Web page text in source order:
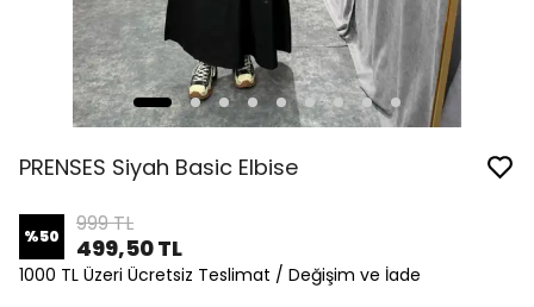
PRENSES Siyah Basic Elbise
%50 999 TL
499,50 TL
1000 TL Üzeri Ücretsiz Teslimat / Değişim ve İade